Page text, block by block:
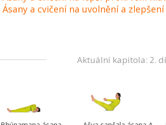
Ásany a cvičení na uvolnění a
Aktuální kapitola: 2.